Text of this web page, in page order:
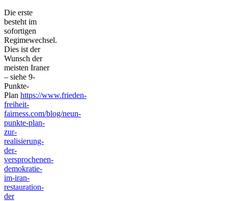
Die erste
besteht im
sofortigen
Regimewechsel.
Dies ist der
Wunsch der
meisten Iraner
– siehe 9-
Punkte-
Plan https://www.frieden-
freiheit-
fairness.com/blog/neun-
punkte-plan-
zur-
realisierung-
der-
versprochenen-
demokratie-
im-iran-
restauration-
der